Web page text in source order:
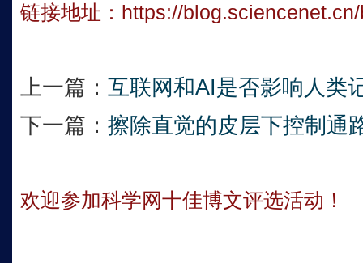
链接地址： https://
上一篇： 互联网和AI是否影响人类
下一篇： 擦除直觉的皮层下控制通
欢迎参加科学网十佳博文评选活动！